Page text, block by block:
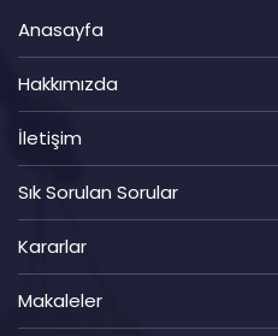
Anasayfa
Hakkımızda
İletişim
Sık Sorulan Sorular
Kararlar
Makaleler